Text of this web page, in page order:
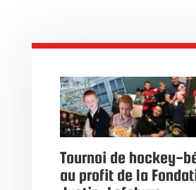
Tournoi de hockey-
au profit de la